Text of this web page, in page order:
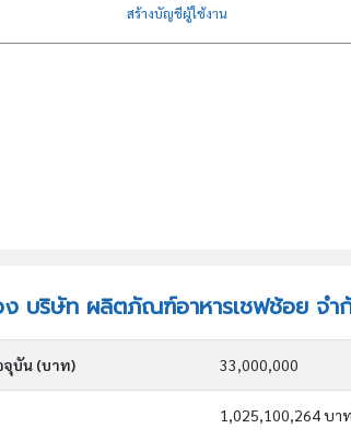
สร้างบัญชีผู้ใช้งาน
ง บริษัท ผลิตภัณฑ์อาหารเชฟช้อย จำ
บัน (บาท) 33,000,000